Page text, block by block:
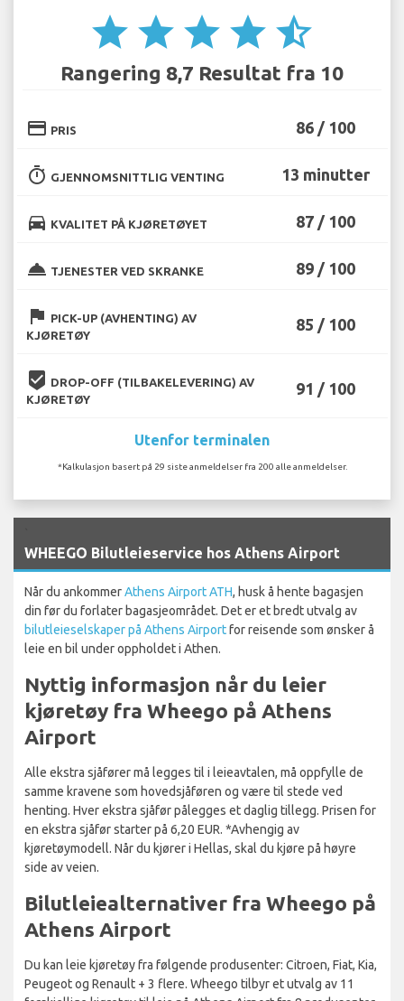
star star star star star_half
Rangering 8,7 Resultat fra 10
credit_card PRIS 86 / 100
timer GJENNOMSNITTLIG VENTING 13 minutter
directions_car KVALITET PÅ KJØRETØYET 87 / 100
room_service TJENESTER VED SKRANKE 89 / 100
flag PICK-UP (AVHENTING) AV
KJØRETØY
85 / 100
beenhere DROP-OFF (TILBAKELEVERING) AV
KJØRETØY
91 / 100
Utenfor terminalen
*Kalkulasjon basert på 29 siste anmeldelser fra 200 alle anmeldelser.
WHEEGO Bilutleieservice hos Athens Airport
Når du ankommerAthens Airport ATH, husk å hente bagasjen
din før du forlater bagasjeområdet. Det er et bredt utvalg av
bilutleieselskaper på Athens Airportfor reisende som ønsker å
leie en bil under oppholdet i Athen.
Nyttig informasjon når du leier
kjøretøy fra Wheego på Athens
Airport
Alle ekstra sjåfører må legges til i leieavtalen, må oppfylle de
samme kravene som hovedsjåføren og være til stede ved
henting. Hver ekstra sjåfør pålegges et daglig tillegg. Prisen for
en ekstra sjåfør starter på 6,20 EUR. *Avhengig av
kjøretøymodell. Når du kjører i Hellas, skal du kjøre på høyre
side av veien.
Bilutleiealternativer fra Wheego på
Athens Airport
Du kan leie kjøretøy fra følgende produsenter: Citroen, Fiat, Kia,
Peugeot og Renault + 3 flere. Wheego tilbyr et utvalg av 11